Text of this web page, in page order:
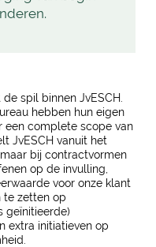
spil binnen JvESCH.
hebben hun eigen
een complete scope van
JvESCH vanuit het
bij contractvormen
op de invulling,
voor onze klant
te zetten op
geïnitieerde)
extra initiatieven op